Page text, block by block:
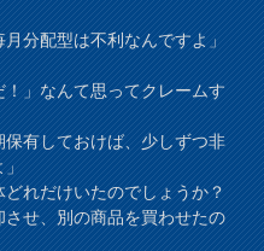
分配型は不利なんですよ」
」なんて思ってクレームす
有しておけば、少しずつ非
」
れだけいたのでしょうか？
せ、別の商品を買わせたの